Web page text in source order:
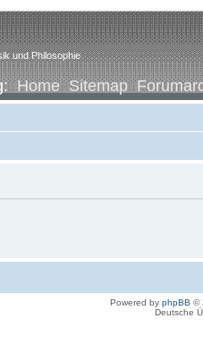
und Philosophie
Home Sitemap
Powered by phpBB ©
Deutsche